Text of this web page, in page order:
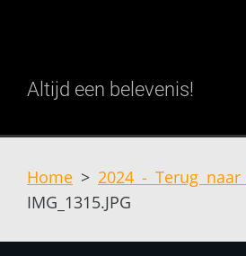
Altijd een belevenis!
Home > 2024 - Terug
IMG_1315.JPG